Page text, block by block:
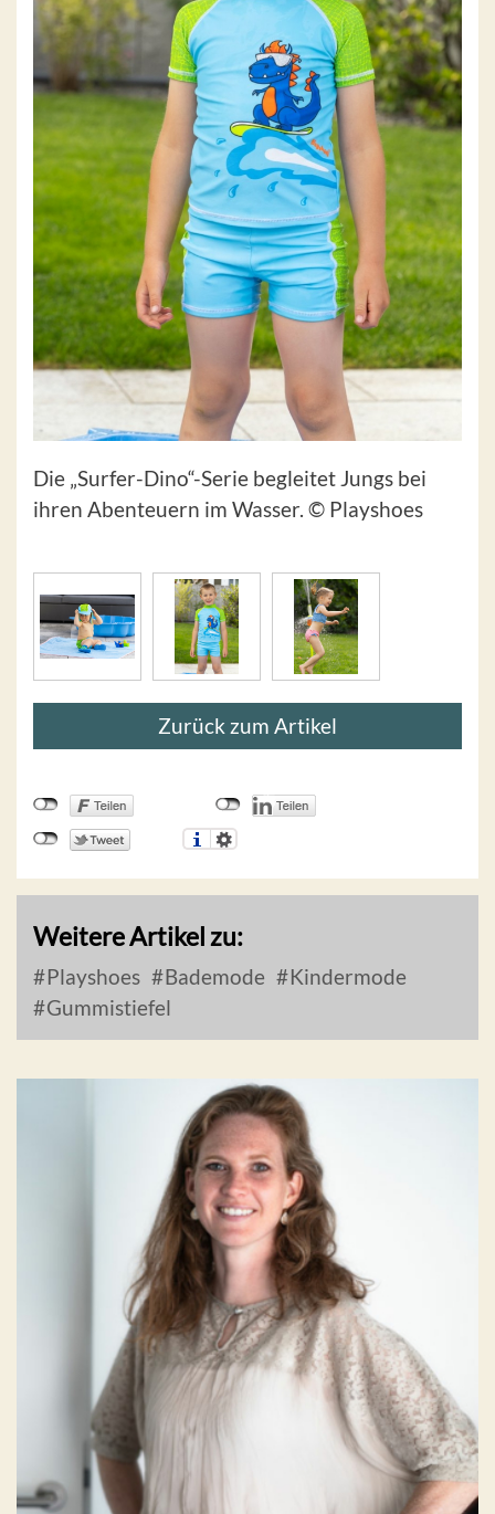
Die „Surfer-Dino“-Serie begleitet Jungs bei
ihren Abenteuern im Wasser. © Playshoes
Zurück zum Artikel
Weitere Artikel zu:
Playshoes Bademode
Kindermode
Gummistiefel